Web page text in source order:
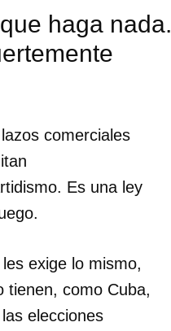
haga nada.
comerciales
Es una ley
exige lo mismo,
tienen, como Cuba,
elecciones